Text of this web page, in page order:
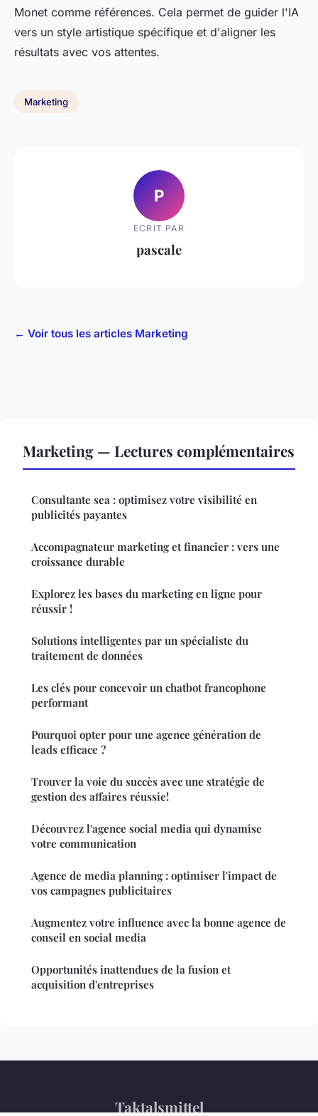
Monet comme références. Cela permet de guider l'IA
vers un style artistique spécifique et d'aligner les
résultats avec vos attentes.
Marketing
P
ECRIT PAR
pascale
← Voir tous les articles Marketing
Marketing — Lectures complémentaires
Consultante sea : optimisez votre visibilité en
publicités payantes
Accompagnateur marketing et financier : vers une
croissance durable
Explorez les bases du marketing en ligne pour
réussir !
Solutions intelligentes par un spécialiste du
traitement de données
Les clés pour concevoir un chatbot francophone
performant
Pourquoi opter pour une agence génération de
leads efficace ?
Trouver la voie du succès avec une stratégie de
gestion des affaires réussie!
Découvrez l'agence social media qui dynamise
votre communication
Agence de media planning : optimiser l'impact de
vos campagnes publicitaires
Augmentez votre influence avec la bonne agence de
conseil en social media
Opportunités inattendues de la fusion et
acquisition d'entreprises
Taktalsmittel